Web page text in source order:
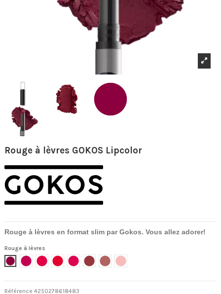
Rouge à lèvres GOKOS Lipcolor
Rouge à lèvres en format slim par Gokos. Vous allez adorer!
Rouge à lèvres
601 - Emotional
602 - Splendid Fuschia
603 - Heat Wave
604 - Supreme
605 - Just Divine
606 - Feels So Good
607 - Be Mine608 - Cherry Blossom
Référence 4250278618483